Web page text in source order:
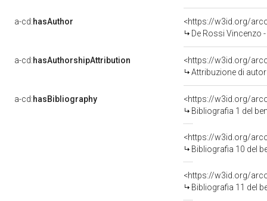
a-cd:hasAuthor
<https://w3id.org/
De Rossi Vincenzo
a-cd:hasAuthorshipAttribution
<https://w3id.org/
Attribuzione di
a-cd:hasBibliography
<https://w3id.org/
Bibliografia 1 del
<https://w3id.org/
Bibliografia 10 del
<https://w3id.org/
Bibliografia 11 del